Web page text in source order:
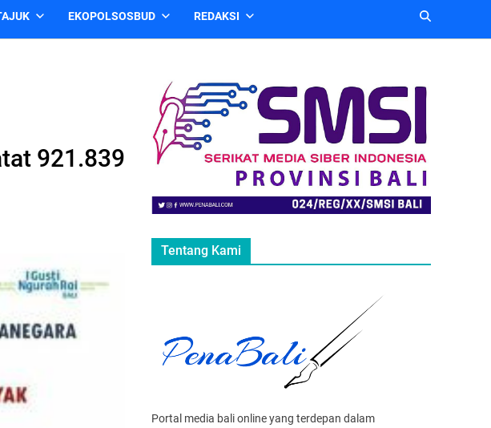
EKOPOLSOSBUD REDAKSI
921.839
Tentang Kami
Portal media bali online yang terdepan dalam